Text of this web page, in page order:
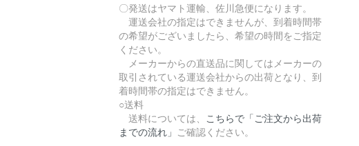
〇発送はヤマト運輸、佐川急便になります。
運送会社の指定はできませんが、到着時間帯
の希望がございましたら、希望の時間をご指定
ください。
メーカーからの直送品に関してはメーカーの
取引されている運送会社からの出荷となり、到
着時間帯の指定はできません。
○送料
送料については、 こちらで「ご注文から出荷
までの流れ」 ご確認ください。